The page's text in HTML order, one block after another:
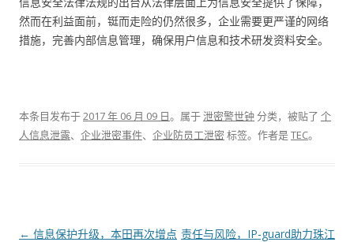
然而在利益面前，铤而走险的仍然很多，企业需要更严谨的网络
措施，完善内部信息管理，确保用户信息和技术研发资料安全。
本条目发布于2017 年 06 月 09 日。属于泄密警世钟 分类，被贴了 个
人信息泄露、 企业泄密事件、 企业防员工泄密标签。 作者是TEC。
文章导航
← 信息保护升级，本田再次增点 责任与风险，IP-guard助力珠江